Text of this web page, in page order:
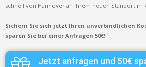
schnell von Hannover an Ihrem neuen Standort in
Sichern Sie sich jetzt Ihren unverbindlichen
sparen Sie bei einer Anfragen 50€!
Jetzt anfragen und 50€